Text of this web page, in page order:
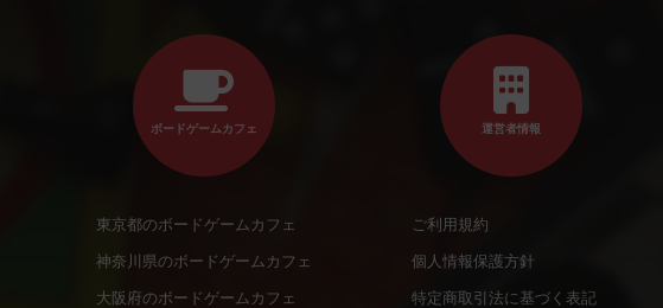
ボードゲームカフェ
東京都のボードゲームカフェ
神奈川県のボードゲームカフェ
大阪府のボードゲームカフェ
運営者情報
ご利用規約
個人情報保護方針
特定商取引法に基づく表記